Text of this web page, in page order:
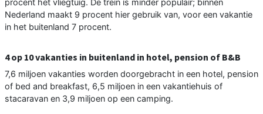
Nederland maakt 9 procent hier gebruik van, voor een vakantie
in het buitenland 7 procent.
4 op 10 vakanties in buitenland in hotel, pension of B&B
7,6 miljoen vakanties worden doorgebracht in een hotel, pension
of bed and breakfast, 6,5 miljoen in een vakantiehuis of
stacaravan en 3,9 miljoen op een camping.